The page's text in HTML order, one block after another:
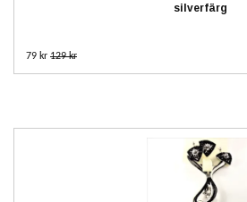
silverfärg
79 kr 129 kr